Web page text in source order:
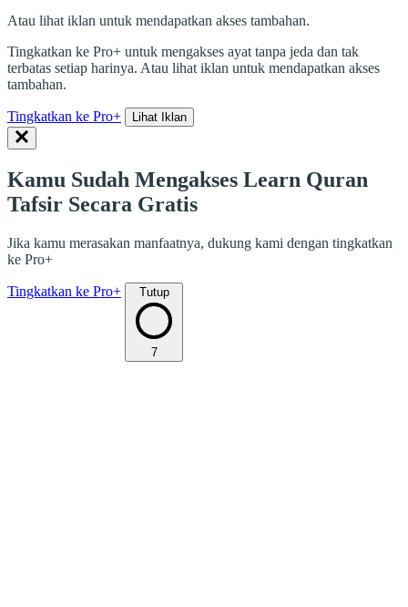
Atau lihat iklan untuk mendapatkan akses tambahan.
Tingkatkan ke Pro+ untuk mengakses ayat tanpa jeda dan tak
terbatas setiap harinya. Atau lihat iklan untuk mendapatkan akses
tambahan.
Tingkatkan ke Pro+ Lihat Iklan
Kamu Sudah Mengakses Learn Quran
Tafsir Secara Gratis
Jika kamu merasakan manfaatnya, dukung kami dengan tingkatkan
ke Pro+
Tingkatkan ke Pro+ Tutup
7